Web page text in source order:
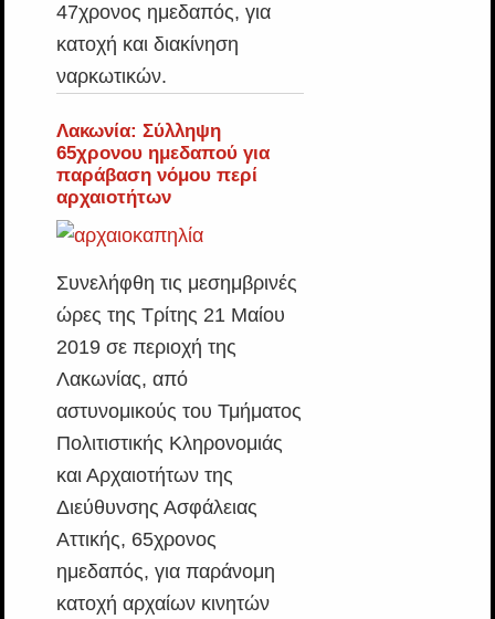
47χρονος ημεδαπός, για
κατοχή και διακίνηση
ναρκωτικών.
Λακωνία: Σύλληψη
65χρονου ημεδαπού για
παράβαση νόμου περί
αρχαιοτήτων
Συνελήφθη τις μεσημβρινές
ώρες της Τρίτης 21 Μαίου
2019 σε περιοχή της
Λακωνίας, από
αστυνομικούς του Τμήματος
Πολιτιστικής Κληρονομιάς
και Αρχαιοτήτων της
Διεύθυνσης Ασφάλειας
Αττικής, 65χρονος
ημεδαπός, για παράνομη
κατοχή αρχαίων κινητών